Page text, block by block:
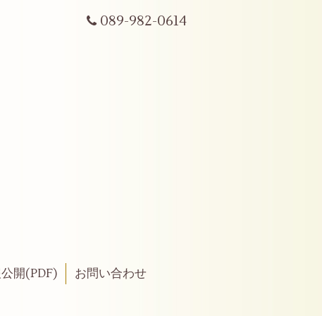
089-982-0614
開(PDF)
お問い合わせ